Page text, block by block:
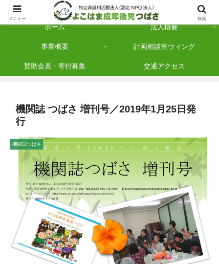
横浜市保土ケ谷区を拠点に「法人後見」を多数手がけている認定NPO法人です
ホーム 法人概要
事業概要 計画相談室ウィング
賛助会員・寄付募集 交通アクセス
機関誌 つばさ 増刊号／2019年1月25日発
行
機関誌つばさ
メニュー 検索